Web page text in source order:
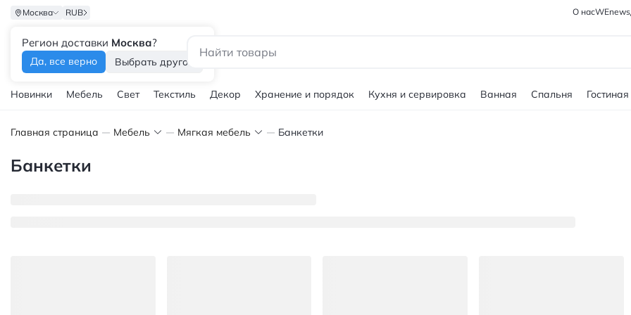
Москва
Регион доставки Москва?
Да, все верно Выбрать другой
RUB О насWEnews
Новинки Мебель Свет Текстиль Декор Хранение и порядок Кухня и сервировка Ванная Спальня Гостиная
Главная страница Мебель Мягкая мебель Банкетки
Банкетки